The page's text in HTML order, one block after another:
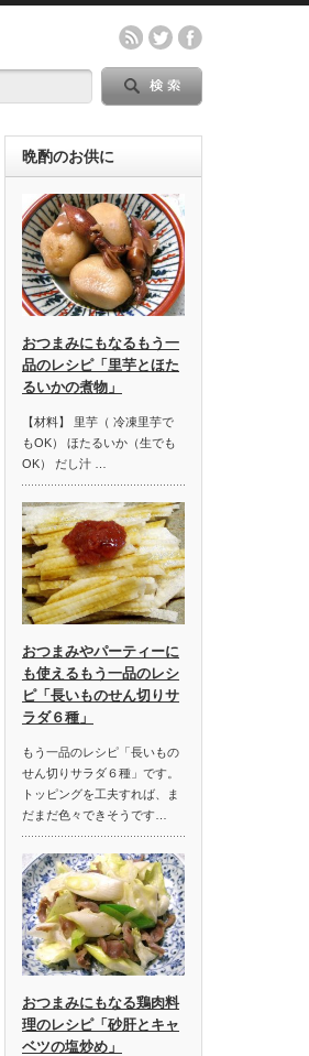
晩酌のお供に
おつまみにもなるもう一
品のレシピ「里芋とほた
るいかの煮物」
【材料】 里芋（ 冷凍里芋で
もOK） ほたるいか（生でも
OK） だし汁 …
おつまみやパーティーに
も使えるもう一品のレシ
ピ「長いものせん切りサ
ラダ６種」
もう一品のレシピ「長いもの
せん切りサラダ６種」です。
トッピングを工夫すれば、ま
だまだ色々できそうです…
おつまみにもなる鶏肉料
理のレシピ「砂肝とキャ
ベツの塩炒め」